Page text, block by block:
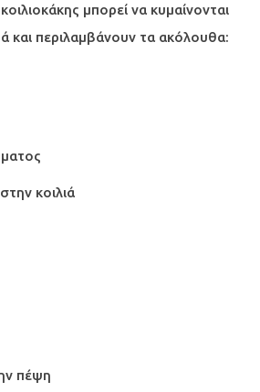
μπορεί να κυμαίνονται
και περιλαμβάνουν τα ακόλουθα:
κοιλιά
πέψη